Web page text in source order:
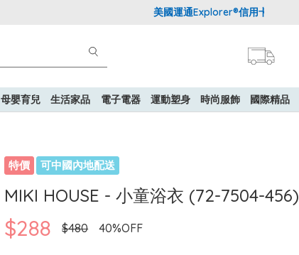
美國運通Explorer®信用卡會員購物禮
母嬰育兒 生活家品 電子電器 運動塑身 時尚服飾 國際精品
特價 可中國內地配送
MIKI HOUSE - 小童浴衣 (72-7504-456)
$288 $480 40%OFF